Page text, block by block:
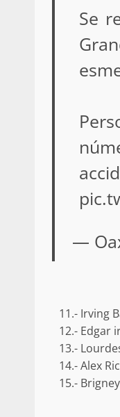
Se
—
11.- Irving
12.- Edgar
13.-
14.- Alex
15.-